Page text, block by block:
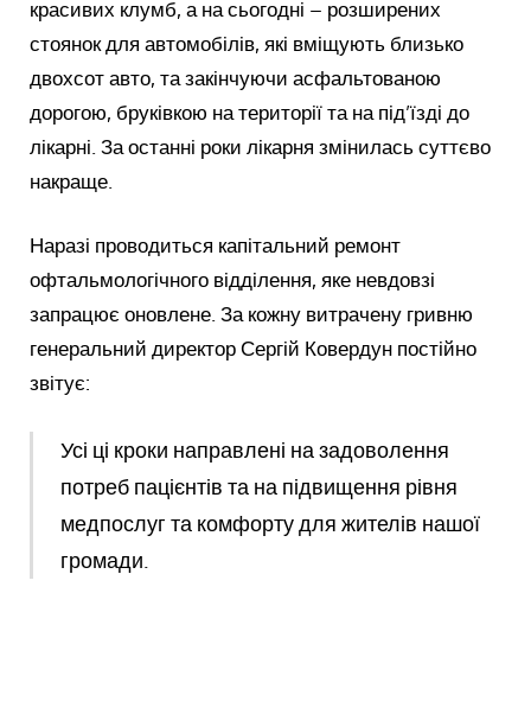
красивих клумб, а на сьогодні – розширених
стоянок для автомобілів, які вміщують близько
двохсот авто, та закінчуючи асфальтованою
дорогою, бруківкою на території та на під’їзді до
лікарні. За останні роки лікарня змінилась суттєво
накраще.
Наразі проводиться капітальний ремонт
офтальмологічного відділення, яке невдовзі
запрацює оновлене. За кожну витрачену гривню
генеральний директор Сергій Ковердун постійно
звітує:
Усі ці кроки направлені на задоволення
потреб пацієнтів та на підвищення рівня
медпослуг та комфорту для жителів нашої
громади.